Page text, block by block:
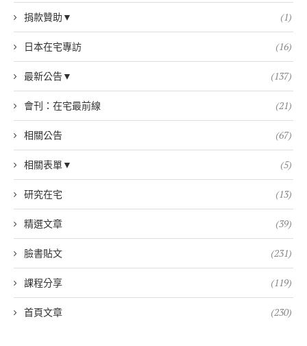
捐款贊助▼ (1)
日本在宅專訪 (16)
最新公告▼ (137)
會刊：在宅最前線 (21)
相關公告 (67)
相關表單▼ (5)
研究在宅 (13)
精選文章 (39)
臉書貼文 (231)
課程分享 (119)
首頁文章 (230)